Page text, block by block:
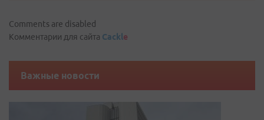
Comments are disabled
Комментарии для сайта Cackle
Важные новости